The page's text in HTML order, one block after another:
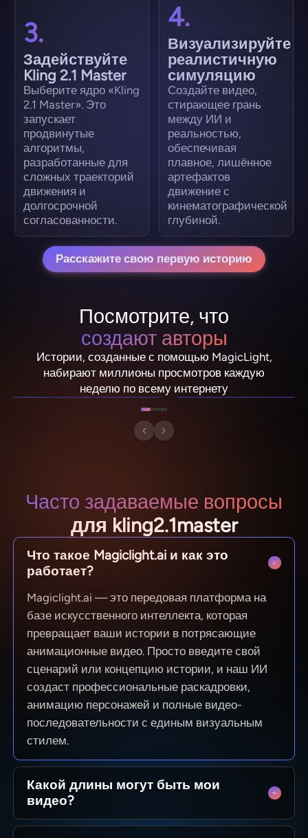
3.
Задействуйте
Kling 2.1 Master
Выберите ядро «Kling
2.1 Master». Это
запускает
продвинутые
алгоритмы,
разработанные для
сложных траекторий
движения и
долгосрочной
согласованности.
4.
Визуализируйте
реалистичную
симуляцию
Создайте видео,
стирающее грань
между ИИ и
реальностью,
обеспечивая
плавное, лишённое
артефактов
движение с
кинематографической
глубиной.
Расскажите свою первую историю
Посмотрите, что
создают авторы
Истории, созданные с помощью MagicLight,
набирают миллионы просмотров каждую
неделю по всему интернету
NebulaDrifter
Лио "Искра" Вэнс
PixelRonin
Момо Грибошум
Часто задаваемые вопросы
для kling2.1master
Что такое Magiclight.ai и как это
работает?
Magiclight.ai — это передовая платформа на
базе искусственного интеллекта, которая
превращает ваши истории в потрясающие
анимационные видео. Просто введите свой
сценарий или концепцию истории, и наш ИИ
создаст профессиональные раскадровки,
анимацию персонажей и полные видео-
последовательности с единым визуальным
стилем.
Какой длины могут быть мои
видео?
От коротких роликов для соцсетей до